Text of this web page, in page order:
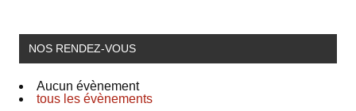
NOS RENDEZ-VOUS
Aucun évènement
tous les évènements